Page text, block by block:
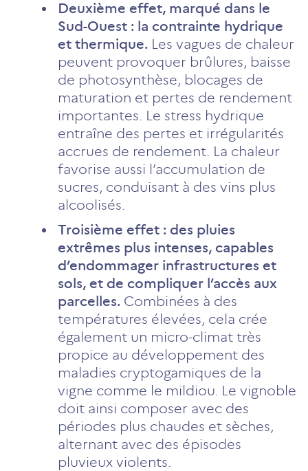
Deuxième effet, marqué dans le
Sud-Ouest : la contrainte hydrique
et thermique. Les vagues de chaleur
peuvent provoquer brûlures, baisse
de photosynthèse, blocages de
maturation et pertes de rendement
importantes. Le stress hydrique
entraîne des pertes et irrégularités
accrues de rendement. La chaleur
favorise aussi l’accumulation de
sucres, conduisant à des vins plus
alcoolisés.
Troisième effet : des pluies
extrêmes plus intenses, capables
d’endommager infrastructures et
sols, et de compliquer l’accès aux
parcelles. Combinées à des
températures élevées, cela crée
également un micro-climat très
propice au développement des
maladies cryptogamiques de la
vigne comme le mildiou. Le vignoble
doit ainsi composer avec des
périodes plus chaudes et sèches,
alternant avec des épisodes
pluvieux violents.